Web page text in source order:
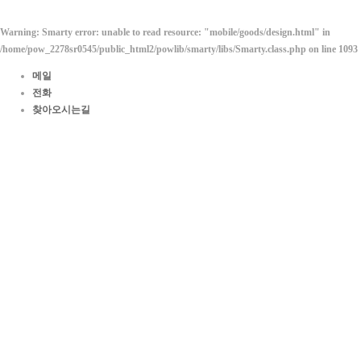
Warning: Smarty error: unable to read resource: "mobile/goods/design.html" in
/home/pow_2278sr0545/public_html2/powlib/smarty/libs/Smarty.class.php on line 1093
메일
전화
찾아오시는길